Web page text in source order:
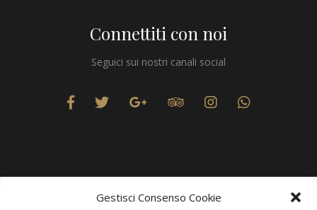
Gestisci Consenso Cookie
Connettiti con noi
Seguici sui nostri canali social
Privacy